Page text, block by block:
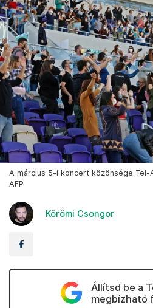
A március 5-i koncert közönsége Tel-
AFP
Körömi Csongor
Állítsd be a
megbízható